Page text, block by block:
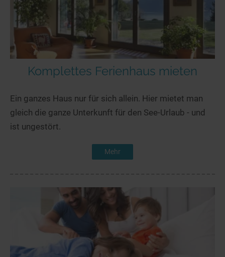
Komplettes Ferienhaus mieten
Ein ganzes Haus nur für sich allein. Hier mietet man
gleich die ganze Unterkunft für den See-Urlaub - und
ist ungestört.
Mehr